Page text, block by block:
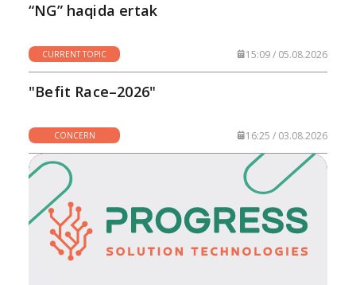
“NG” haqida ertak
CURRENT TOPIC 15:09 / 05.08.2026
"Befit Race–2026"
CONCERN 16:25 / 03.08.2026